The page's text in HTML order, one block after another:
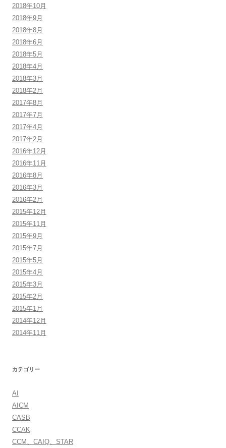
2018年10月
2018年9月
2018年8月
2018年6月
2018年5月
2018年4月
2018年3月
2018年2月
2017年8月
2017年7月
2017年4月
2017年2月
2016年12月
2016年11月
2016年8月
2016年3月
2016年2月
2015年12月
2015年11月
2015年9月
2015年7月
2015年5月
2015年4月
2015年3月
2015年2月
2015年1月
2014年12月
2014年11月
カテゴリー
AI
AICM
CASB
CCAK
CCM、CAIQ、STAR